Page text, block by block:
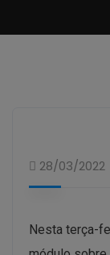
28/03/2022
Nesta terça-